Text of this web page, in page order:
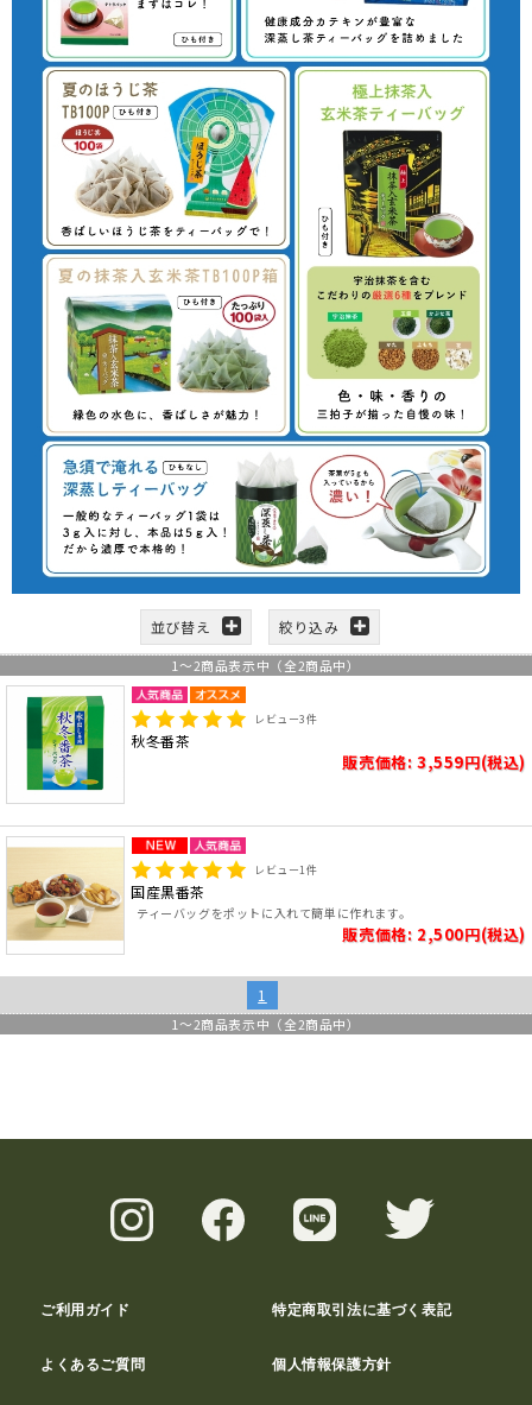
並び替え 絞り込み
1 ～2商品表示中（全2商品中）
レビュー3件
秋冬番茶
販売価格: 3,559円(税込)
レビュー1件
国産黒番茶
ティーバッグをポットに入れて簡単に作れます。
販売価格: 2,500円(税込)
1
1 ～2商品表示中（全2商品中）
ご利用ガイド 特定商取引法に基づく表記
よくあるご質問 個人情報保護方針